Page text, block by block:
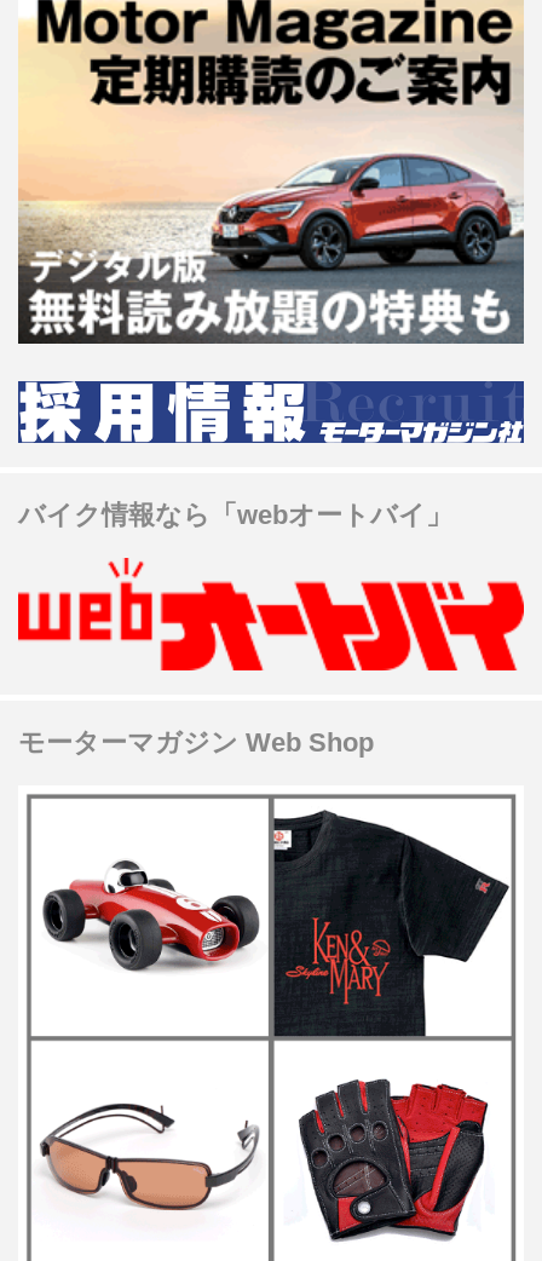
バイク情報なら「webオートバイ」
モーターマガジン Web Shop